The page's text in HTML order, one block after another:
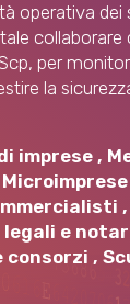
operativa dei
collaborare
per
la
imprese,
,
e
consorzi ,